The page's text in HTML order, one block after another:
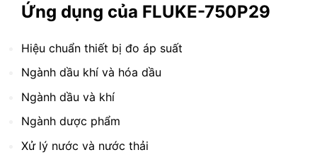
Ứng dụng của FLUKE-750P29
Hiệu chuẩn thiết bị đo áp suất
Ngành dầu khí và hóa dầu
Ngành dầu và khí
Ngành dược phẩm
Xử lý nước và nước thải